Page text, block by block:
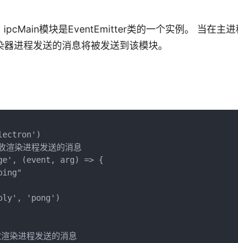
模块是EventEmitter类的一个实例。 当在主进
进程发送的消息将被发送到该模块。
染进程发送的消息
(event, arg) => {
'pong')
染进程发送的消息